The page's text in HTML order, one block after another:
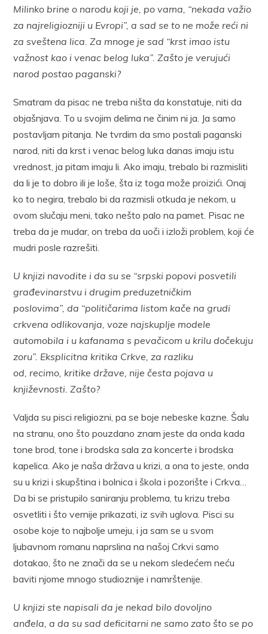
Milinko brine o narodu koji je, po vama, “nekada važio
za najreligiozniji u Evropi”, a sad se to ne može reći ni
za sveštena lica. Za mnoge je sad “krst imao istu
važnost kao i venac belog luka”. Zašto je verujući
narod postao paganski?
Smatram da pisac ne treba ništa da konstatuje, niti da
objašnjava. To u svojim delima ne činim ni ja. Ja samo
postavljam pitanja. Ne tvrdim da smo postali paganski
narod, niti da krst i venac belog luka danas imaju istu
vrednost, ja pitam imaju li. Ako imaju, trebalo bi razmisliti
da li je to dobro ili je loše, šta iz toga može proizići. Onaj
ko to negira, trebalo bi da razmisli otkuda je nekom, u
ovom slučaju meni, tako nešto palo na pamet. Pisac ne
treba da je mudar, on treba da uoči i izloži problem, koji će
mudri posle razrešiti.
U knjizi navodite i da su se “srpski popovi posvetili
građevinarstvu i drugim preduzetničkim
poslovima”, da “političarima listom kače na grudi
crkvena odlikovanja, voze najskuplje modele
automobila i u kafanama s pevačicom u krilu dočekuju
zoru”. Eksplicitna kritika Crkve, za razliku
od, recimo, kritike države, nije česta pojava u
književnosti. Zašto?
Valjda su pisci religiozni, pa se boje nebeske kazne. Šalu
na stranu, ono što pouzdano znam jeste da onda kada
tone brod, tone i brodska sala za koncerte i brodska
kapelica. Ako je naša država u krizi, a ona to jeste, onda
su u krizi i skupština i bolnica i škola i pozorište i Crkva…
Da bi se pristupilo saniranju problema, tu krizu treba
osvetliti i što vernije prikazati, iz svih uglova. Pisci su
osobe koje to najbolje umeju, i ja sam se u svom
ljubavnom romanu naprslina na našoj Crkvi samo
dotakao, što ne znači da se u nekom sledećem neću
baviti njome mnogo studioznije i namrštenije.
U knjizi ste napisali da je nekad bilo dovoljno
anđela, a da su sad deficitarni ne samo zato što se po